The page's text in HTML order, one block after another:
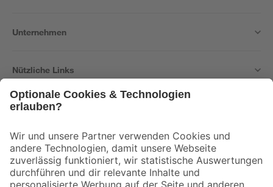
Unternehmen
Nützliche Links
Der toom Newsletter: Keine Angebote und Aktionen mehr verpassen!
Zur Newsletter Anmeldung